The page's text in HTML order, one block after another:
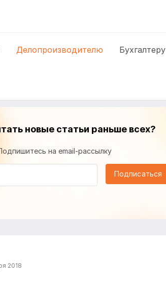
Делопроизводителю Бухгалтеру
новые статьи раньше всех?
на email-рассылку
Подписаться
2018